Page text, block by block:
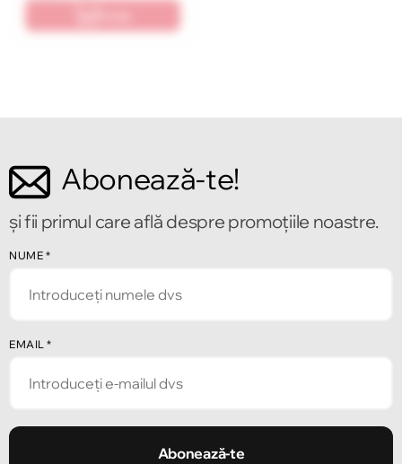
Abonează-te!
și fii primul care află despre promoțiile noastre.
NUME *
EMAIL *
Abonează-te